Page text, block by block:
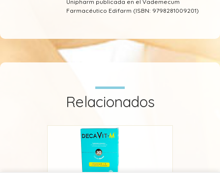
Unipharm publicada en el Vademecum
Farmacéutico Edifarm (ISBN: 9798281009201)
Relacionados